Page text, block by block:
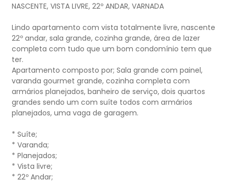
NASCENTE, VISTA LIVRE, 22º ANDAR, VARNADA
Lindo apartamento com vista totalmente livre, nascente
22º andar, sala grande, cozinha grande, área de lazer
completa com tudo que um bom condomínio tem que
ter.
Apartamento composto por; Sala grande com painel,
varanda gourmet grande, cozinha completa com
armários planejados, banheiro de serviço, dois quartos
grandes sendo um com suíte todos com armários
planejados, uma vaga de garagem.
* Suíte;
* Varanda;
* Planejados;
* Vista livre;
* 22º Andar;